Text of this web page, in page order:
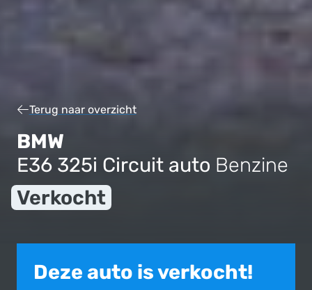
Terug naar overzicht
BMW
E36 325i Circuit auto Benzine
Verkocht
Deze auto is verkocht!